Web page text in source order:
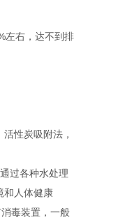
左右，达不到排
性炭吸附法，
过各种水处理
和人体健康
毒装置，一般